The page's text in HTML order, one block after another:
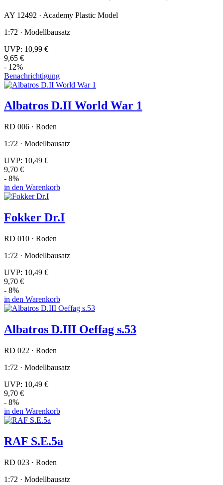
AY 12492 · Academy Plastic Model
1:72 · Modellbausatz
UVP: 10,99 €
9,65 €
- 12%
Benachrichtigung
Albatros D.II World War 1
RD 006 · Roden
1:72 · Modellbausatz
UVP: 10,49 €
9,70 €
- 8%
in den Warenkorb
Fokker Dr.I
RD 010 · Roden
1:72 · Modellbausatz
UVP: 10,49 €
9,70 €
- 8%
in den Warenkorb
Albatros D.III Oeffag s.53
RD 022 · Roden
1:72 · Modellbausatz
UVP: 10,49 €
9,70 €
- 8%
in den Warenkorb
RAF S.E.5a
RD 023 · Roden
1:72 · Modellbausatz